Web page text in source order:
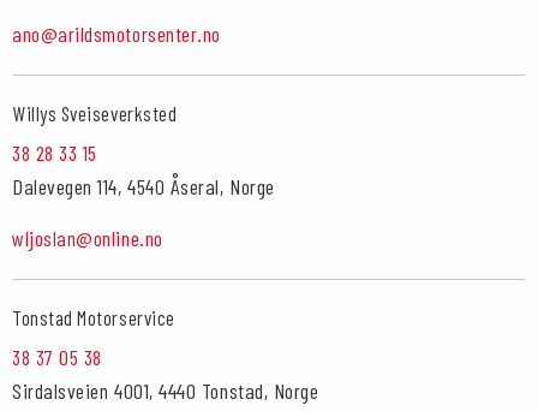
ano@arildsmotorsenter.no
Willys Sveiseverksted
38 28 33 15
Dalevegen 114, 4540 Åseral, Norge
wljoslan@online.no
Tonstad Motorservice
38 37 05 38
Sirdalsveien 4001, 4440 Tonstad, Norge